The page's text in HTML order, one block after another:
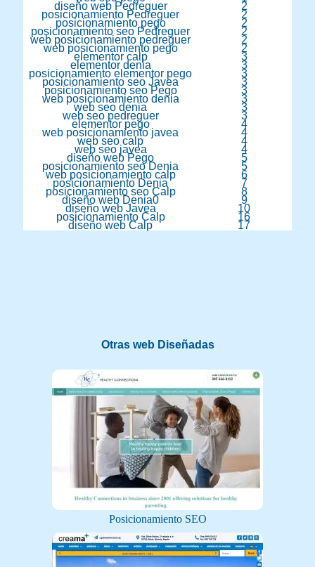
diseño web Pedreguer 2
posicionamiento Pedreguer 2
posicionamiento pego 2
posicionamiento seo Pedreguer 2
web posicionamiento pedreguer 2
web posicionamiento pego 2
elementor calp 3
elementor denia 3
posicionamiento elementor pego 3
posicionamiento seo Javea 3
posicionamiento seo Pego 3
web posicionamiento denia 3
web seo denia 3
web seo pedreguer 3
elementor pego 4
web posicionamiento javea 4
web seo calp 4
web seo javea 4
diseño web Pego 5
posicionamiento seo Denia 5
web posicionamiento calp 6
posicionamiento Denia 7
posicionamiento seo Calp 8
diseño web Denia0 9
diseño web Javea 10
posicionamiento Calp 16
diseño web Calp 17
Otras web Diseñadas
Posicionamiento SEO